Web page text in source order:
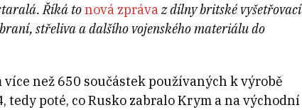
Říká tonová zprávaz dílny britské vyšetřovací
střeliva a dalšího vojenského materiálu do
než 650 součástek používaných k výrobě
poté, co Rusko zabralo Krym a na východní